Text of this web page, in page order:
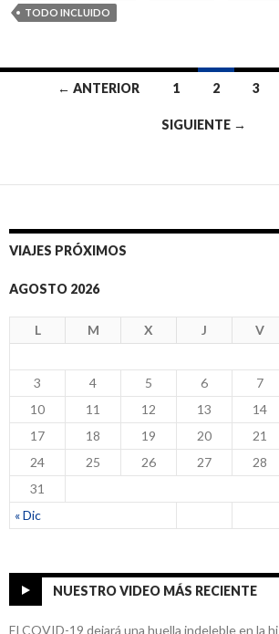
TODO INCLUIDO
las
← ANTERIOR 1 2 3
SIGUIENTE →
VIAJES PRÓXIMOS
AGOSTO 2026
L M X J V
« Dic
3
4 5 6 7
10
11 12 13 14
17
18 19 20 21
24
25 26 27 28
31
NUESTRO VIDEO MÁS RECIENTE
El COVID-19 dejará una huella indeleble en la